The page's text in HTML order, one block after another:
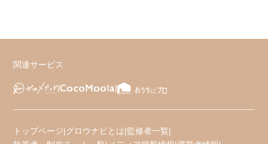
関連サービス
トップページ|グロウナビとは|監修者一覧|